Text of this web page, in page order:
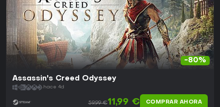
-80%
Assassin's Creed Odyssey
hace 4d
59,99 €11,99 € COMPRAR AHORA